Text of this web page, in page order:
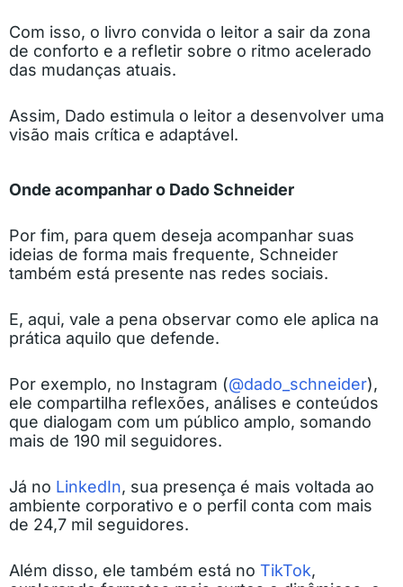
Com isso, o livro convida o leitor a sair da zona
de conforto e a refletir sobre o ritmo acelerado
das mudanças atuais.
Assim, Dado estimula o leitor a desenvolver uma
visão mais crítica e adaptável.
Onde acompanhar o Dado Schneider
Por fim, para quem deseja acompanhar suas
ideias de forma mais frequente, Schneider
também está presente nas redes sociais.
E, aqui, vale a pena observar como ele aplica na
prática aquilo que defende.
Por exemplo, no Instagram (@dado_schneider),
ele compartilha reflexões, análises e conteúdos
que dialogam com um público amplo, somando
mais de 190 mil seguidores.
Já no LinkedIn, sua presença é mais voltada ao
ambiente corporativo e o perfil conta com mais
de 24,7 mil seguidores.
Além disso, ele também está no TikTok,